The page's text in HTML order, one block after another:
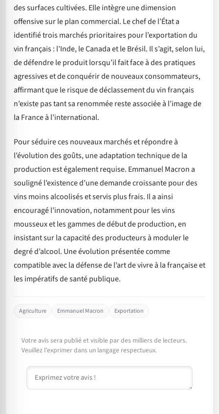
des surfaces cultivées. Elle intègre une dimension
offensive sur le plan commercial. Le chef de l’État a
identifié trois marchés prioritaires pour l’exportation du
vin français : l’Inde, le Canada et le Brésil. Il s’agit, selon lui,
de défendre le produit lorsqu’il fait face à des pratiques
agressives et de conquérir de nouveaux consommateurs,
affirmant que le risque de déclassement du vin français
n’existe pas tant sa renommée reste associée à l’image de
la France à l’international.
Pour séduire ces nouveaux marchés et répondre à
l’évolution des goûts, une adaptation technique de la
production est également requise. Emmanuel Macron a
souligné l’existence d’une demande croissante pour des
vins moins alcoolisés et servis plus frais. Il a ainsi
encouragé l’innovation, notamment pour les vins
mousseux et les gammes de début de production, en
insistant sur la capacité des producteurs à moduler le
degré d’alcool. Une évolution présentée comme
compatible avec la défense de l’art de vivre à la française et
les impératifs de santé publique.
Agriculture Emmanuel Macron Exportation
Votre avis sera publié et visible par des milliers de lecteurs.
Veuillez l'exprimer dans un langage respectueux.
Commentaire